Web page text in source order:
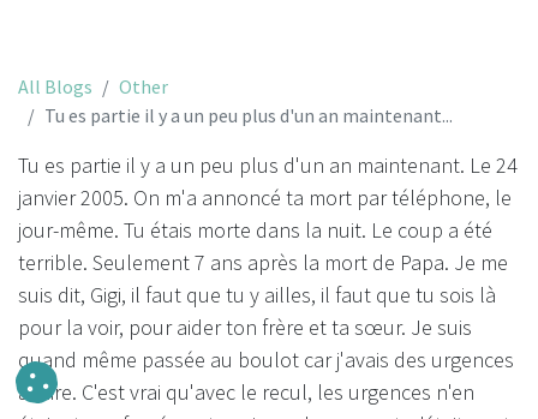
All Blogs
Other
Tu es partie il y a un peu plus d'un an maintenant...
Tu es partie il y a un peu plus d'un an maintenant. Le 24
janvier 2005. On m'a annoncé ta mort par téléphone, le
jour-même. Tu étais morte dans la nuit. Le coup a été
terrible. Seulement 7 ans après la mort de Papa. Je me
suis dit, Gigi, il faut que tu y ailles, il faut que tu sois là
pour la voir, pour aider ton frère et ta sœur. Je suis
quand même passée au boulot car j'avais des urgences
à faire. C'est vrai qu'avec le recul, les urgences n'en